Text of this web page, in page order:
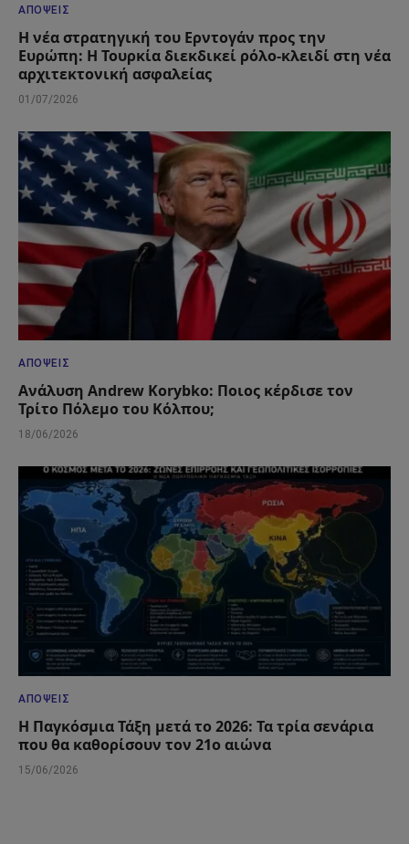
ΑΠΌΨΕΙΣ
Η νέα στρατηγική του Ερντογάν προς την
Ευρώπη: Η Τουρκία διεκδικεί ρόλο-κλειδί στη νέα
αρχιτεκτονική ασφαλείας
01/07/2026
ΑΠΌΨΕΙΣ
Ανάλυση Andrew Korybko: Ποιος κέρδισε τον
Τρίτο Πόλεμο του Κόλπου;
18/06/2026
ΑΠΌΨΕΙΣ
Η Παγκόσμια Τάξη μετά το 2026: Τα τρία σενάρια
που θα καθορίσουν τον 21ο αιώνα
15/06/2026